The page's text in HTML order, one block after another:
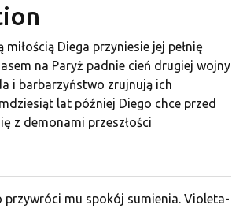
Diega przyniesie jej pełnię
na Paryż padnie cień drugiej wojny
i barbarzyństwo zrujnują ich
lat później Diego chce przed
z demonami przeszłości
przywróci mu spokój sumienia. Violeta-